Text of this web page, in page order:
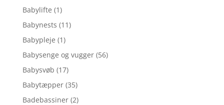
Babylifte (1)
Babynests (11)
Babypleje (1)
Babysenge og vugger (56)
Babysvøb (17)
Babytæpper (35)
Badebassiner (2)